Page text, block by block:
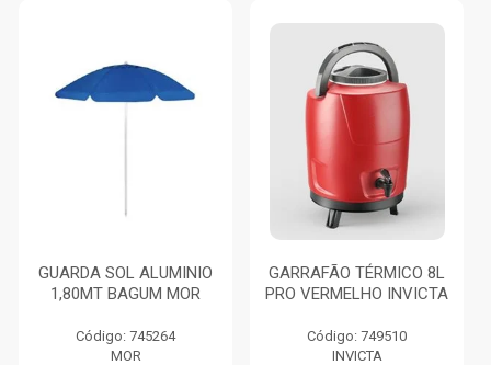
GUARDA SOL ALUMINIO
1,80MT BAGUM MOR
Código: 745264
MOR
GARRAFÃO TÉRMICO 8L
PRO VERMELHO INVICTA
Código: 749510
INVICTA